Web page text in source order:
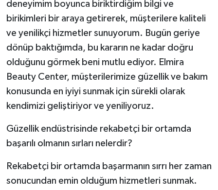
deneyimim boyunca biriktirdiğim bilgi ve
birikimleri bir araya getirerek, müşterilere kaliteli
ve yenilikçi hizmetler sunuyorum. Bugün geriye
dönüp baktığımda, bu kararın ne kadar doğru
olduğunu görmek beni mutlu ediyor. Elmira
Beauty Center, müşterilerimize güzellik ve bakım
konusunda en iyiyi sunmak için sürekli olarak
kendimizi geliştiriyor ve yeniliyoruz.
Güzellik endüstrisinde rekabetçi bir ortamda
başarılı olmanın sırları nelerdir?
Rekabetçi bir ortamda başarmanın sırrı her zaman
sonucundan emin olduğum hizmetleri sunmak.